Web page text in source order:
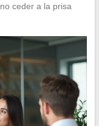
ceder a la prisa